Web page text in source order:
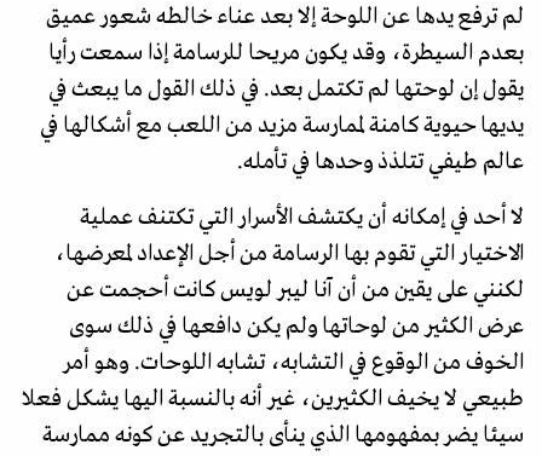
لم ترفع يدها عن اللوحة إلا بعد عناء خالطه شعور عميق
بعدم السيطرة، وقد يكون مريحا للرسامة إذا سمعت رأيا
يقول إن لوحتها لم تكتمل بعد. في ذلك القول ما يبعث في
يديها حيوية كامنة لممارسة مزيد من اللعب مع أشكالها في
عالم طيفي تتلذذ وحدها في تأمله.
لا أحد في إمكانه أن يكتشف الأسرار التي تكتنف عملية
الاختيار التي تقوم بها الرسامة من أجل الإعداد لمعرضها،
لكنني على يقين من أن آنا ليبر لويس كانت أحجمت عن
عرض الكثير من لوحاتها ولم يكن دافعها في ذلك سوى
الخوف من الوقوع في التشابه، تشابه اللوحات. وهو أمر
طبيعي لا يخيف الكثيرين، غير أنه بالنسبة اليها يشكل فعلا
سيئا يضر بمفهومها الذي ينأى بالتجريد عن كونه ممارسة